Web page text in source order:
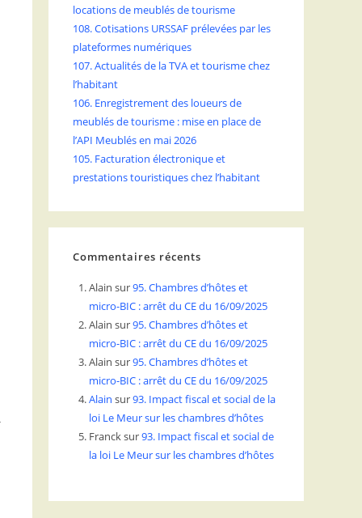
locations de meublés de tourisme
108. Cotisations URSSAF prélevées par les
plateformes numériques
107. Actualités de la TVA et tourisme chez
l’habitant
106. Enregistrement des loueurs de
meublés de tourisme : mise en place de
l’API Meublés en mai 2026
105. Facturation électronique et
prestations touristiques chez l’habitant
Commentaires récents
Alain sur95. Chambres d’hôtes et
micro-BIC : arrêt du CE du 16/09/2025
Alain sur95. Chambres d’hôtes et
micro-BIC : arrêt du CE du 16/09/2025
Alain sur95. Chambres d’hôtes et
micro-BIC : arrêt du CE du 16/09/2025
Alain sur93. Impact fiscal et social de la
loi Le Meur sur les chambres d’hôtes
Francksur93. Impact fiscal et social de
la loi Le Meur sur les chambres d’hôtes